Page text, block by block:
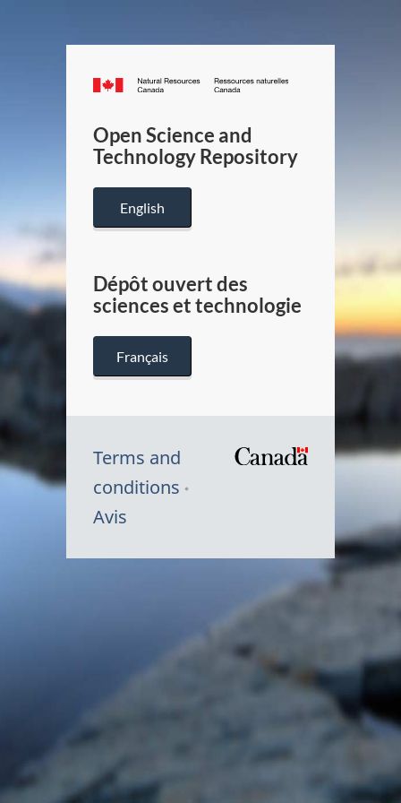
Canada.ca
/
Canada
Open Science and
Technology Repository
English
Dépôt ouvert des
sciences et technologie
Français
Terms and
conditions
Avis
du